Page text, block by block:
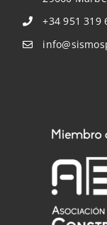
Sala de Prensa
+34 951 319